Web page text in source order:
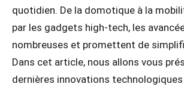
quotidien. De la domotique à la
par les gadgets high-tech, les
nombreuses et promettent de
Dans cet article, nous allons vous
dernières innovations